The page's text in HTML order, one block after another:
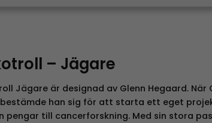
– Jägare
Jägare är designad av Glenn Hegaard. När
han sig för att starta ett eget
pengar till cancerforskning. Med sin stora